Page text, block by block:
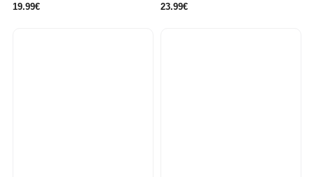
19.99€
23.99€